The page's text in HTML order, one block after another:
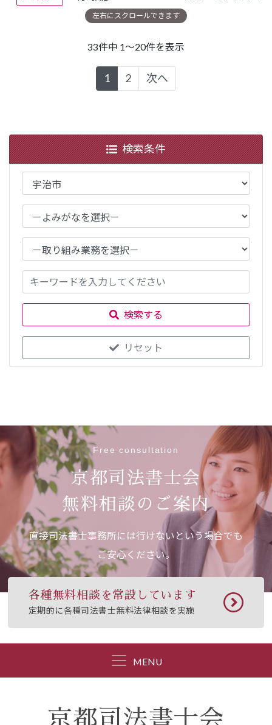
33件中 1～20件を表示
1 2 次へ
検索条件
検索する
リセット
Free consultation
京都司法書士会
無料相談のご案内
直接司法書士事務所には行けないという場合でも
ご安心ください。
各種無料相談を常設しています
定期的に各種司法書士無料法律相談を実施
MENU
京都司法書士会